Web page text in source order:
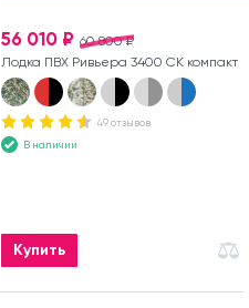
60 800 ₽
56 010 ₽
Лодка ПВХ Ривьера 3400 СК компакт
49 отзывов
В наличии
Купить